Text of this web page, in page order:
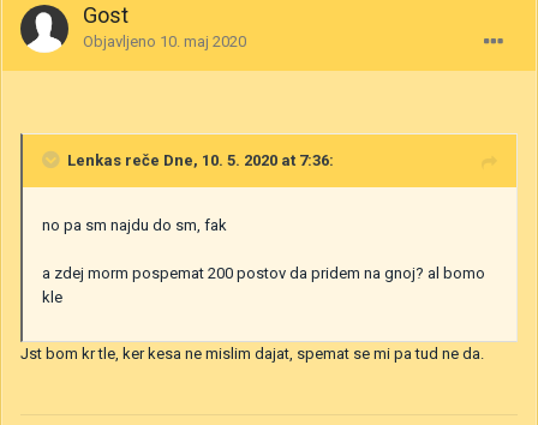
Gost
Objavljeno 10. maj 2020
Lenkas reče Dne, 10. 5. 2020 at 7:36:
no pa sm najdu do sm, fak
a zdej morm pospemat 200 postov da pridem na gnoj? al bomo
kle
Jst bom kr tle, ker kesa ne mislim dajat, spemat se mi pa tud ne da.